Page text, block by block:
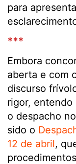
para
***
Embora
aberta e com
discurso
rigor,
o despacho
sido o
12 de abril,